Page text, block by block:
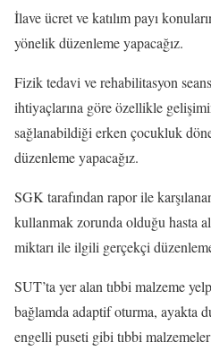
İlave ücret ve katılım payı
yönelik düzenleme yapacağız.
Fizik tedavi ve rehabilitasyon
ihtiyaçlarına göre özellikle
sağlanabildiği erken çocukluk
düzenleme yapacağız.
SGK tarafından rapor ile
kullanmak zorunda olduğu hasta
miktarı ile ilgili gerçekçi
SUT’ta yer alan tıbbi malzeme
bağlamda adaptif oturma, ayakta
engelli puseti gibi tıbbi